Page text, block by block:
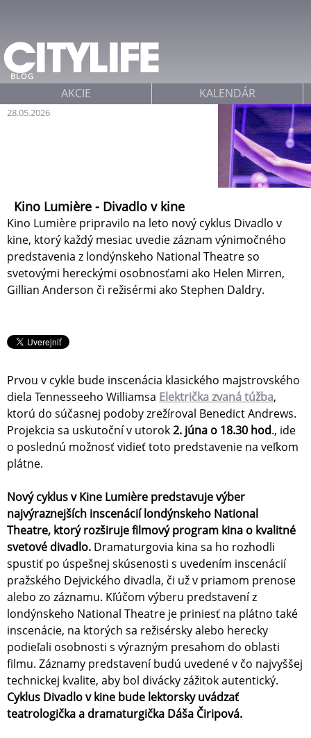
28.05.2026
BLOG
Kino Lumière - Divadlo v kine
Kino Lumière pripravilo na leto nový cyklus Divadlo v
kine, ktorý každý mesiac uvedie záznam výnimočného
predstavenia z londýnskeho National Theatre so
svetovými hereckými osobnosťami ako Helen Mirren,
Gillian Anderson či režisérmi ako Stephen Daldry.
Prvou v cykle bude inscenácia klasického majstrovského
diela Tennesseeho Williamsa Električka zvaná túžba,
ktorú do súčasnej podoby zrežíroval Benedict Andrews.
Projekcia sa uskutoční v utorok2. júna o 18.30 hod., ide
o poslednú možnosť vidieť toto predstavenie na veľkom
plátne.
Nový cyklus v Kine Lumière predstavuje výber
najvýraznejších inscenácií londýnskeho National
Theatre, ktorý rozširuje filmový program kina o kvalitné
svetové divadlo. Dramaturgovia kina sa ho rozhodli
spustiť po úspešnej skúsenosti s uvedením inscenácií
pražského Dejvického divadla, či už v priamom prenose
alebo zo záznamu. Kľúčom výberu predstavení z
londýnskeho National Theatre je priniesť na plátno také
inscenácie, na ktorých sa režisérsky alebo herecky
podieľali osobnosti s výrazným presahom do oblasti
filmu. Záznamy predstavení budú uvedené v čo najvyššej
technickej kvalite, aby bol divácky zážitok autentický.
Cyklus Divadlo v kine bude lektorsky uvádzať
teatrologička a dramaturgička Dáša Čiripová.
AKCIE KALENDÁR